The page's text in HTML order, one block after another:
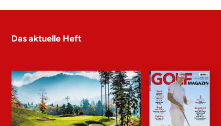
Das aktuelle Heft